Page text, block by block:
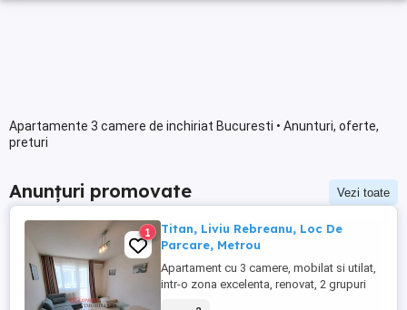
Apartamente 3 camere de inchiriat Bucuresti • Anunturi, oferte,
preturi
Anunțuri promovate Vezi toate
1
Titan, Liviu Rebreanu, Loc De
Parcare, Metrou
Apartament cu 3 camere, mobilat si utilat,
intr-o zona excelenta, renovat, 2 grupuri